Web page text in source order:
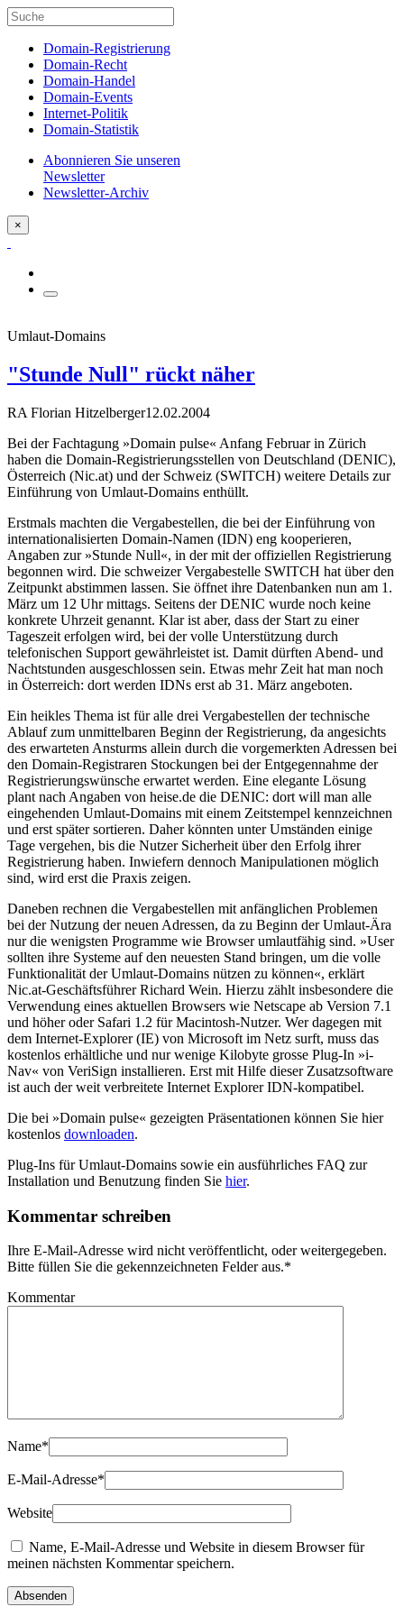
Domain-Registrierung
Domain-Recht
Domain-Handel
Domain-Events
Internet-Politik
Domain-Statistik
Abonnieren Sie unseren
Newsletter
Newsletter-Archiv
×
Umlaut-Domains
"Stunde Null" rückt näher
RA Florian Hitzelberger12.02.2004
Bei der Fachtagung »Domain pulse« Anfang Februar in Zürich
haben die Domain-Registrierungsstellen von Deutschland (DENIC),
Österreich (Nic.at) und der Schweiz (SWITCH) weitere Details zur
Einführung von Umlaut-Domains enthüllt.
Erstmals machten die Vergabestellen, die bei der Einführung von
internationalisierten Domain-Namen (IDN) eng kooperieren,
Angaben zur »Stunde Null«, in der mit der offiziellen Registrierung
begonnen wird. Die schweizer Vergabestelle SWITCH hat über den
Zeitpunkt abstimmen lassen. Sie öffnet ihre Datenbanken nun am 1.
März um 12 Uhr mittags. Seitens der DENIC wurde noch keine
konkrete Uhrzeit genannt. Klar ist aber, dass der Start zu einer
Tageszeit erfolgen wird, bei der volle Unterstützung durch
telefonischen Support gewährleistet ist. Damit dürften Abend- und
Nachtstunden ausgeschlossen sein. Etwas mehr Zeit hat man noch
in Österreich: dort werden IDNs erst ab 31. März angeboten.
Ein heikles Thema ist für alle drei Vergabestellen der technische
Ablauf zum unmittelbaren Beginn der Registrierung, da angesichts
des erwarteten Ansturms allein durch die vorgemerkten Adressen bei
den Domain-Registraren Stockungen bei der Entgegennahme der
Registrierungswünsche erwartet werden. Eine elegante Lösung
plant nach Angaben von heise.de die DENIC: dort will man alle
eingehenden Umlaut-Domains mit einem Zeitstempel kennzeichnen
und erst später sortieren. Daher könnten unter Umständen einige
Tage vergehen, bis die Nutzer Sicherheit über den Erfolg ihrer
Registrierung haben. Inwiefern dennoch Manipulationen möglich
sind, wird erst die Praxis zeigen.
Daneben rechnen die Vergabestellen mit anfänglichen Problemen
bei der Nutzung der neuen Adressen, da zu Beginn der Umlaut-Ära
nur die wenigsten Programme wie Browser umlautfähig sind. »User
sollten ihre Systeme auf den neuesten Stand bringen, um die volle
Funktionalität der Umlaut-Domains nützen zu können«, erklärt
Nic.at-Geschäftsführer Richard Wein. Hierzu zählt insbesondere die
Verwendung eines aktuellen Browsers wie Netscape ab Version 7.1
und höher oder Safari 1.2 für Macintosh-Nutzer. Wer dagegen mit
dem Internet-Explorer (IE) von Microsoft im Netz surft, muss das
kostenlos erhältliche und nur wenige Kilobyte grosse Plug-In »i-
Nav« von VeriSign installieren. Erst mit Hilfe dieser Zusatzsoftware
ist auch der weit verbreitete Internet Explorer IDN-kompatibel.
Die bei »Domain pulse« gezeigten Präsentationen können Sie hier
kostenlos downloaden.
Plug-Ins für Umlaut-Domains sowie ein ausführliches FAQ zur
Installation und Benutzung finden Sie hier.
Kommentar schreiben
Ihre E-Mail-Adresse wird nicht veröffentlicht, oder weitergegeben.
Bitte füllen Sie die gekennzeichneten Felder aus.*
Kommentar
Name*
E-Mail-Adresse*
Website
Name, E-Mail-Adresse und Website in diesem Browser für
meinen nächsten Kommentar speichern.